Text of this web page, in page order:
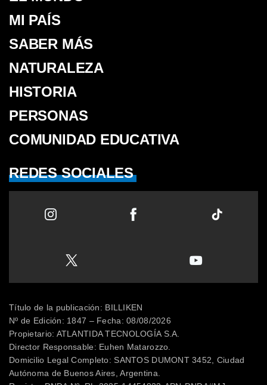
MI PAÍS
SABER MÁS
NATURALEZA
HISTORIA
PERSONAS
COMUNIDAD EDUCATIVA
REDES SOCIALES
Título de la publicación: BILLIKEN
Nº de Edición: 1847 – Fecha: 08/08/2026
Propietario: ATLANTIDA TECNOLOGÍA S.A.
Director Responsable: Euhen Matarozzo.
Domicilio Legal Completo: SANTOS DUMONT 3452, Ciudad
Autónoma de Buenos Aires, Argentina.